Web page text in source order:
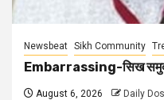
Newsbeat Sikh Community
Embarrassing-सिख
August 6, 2026 Daily